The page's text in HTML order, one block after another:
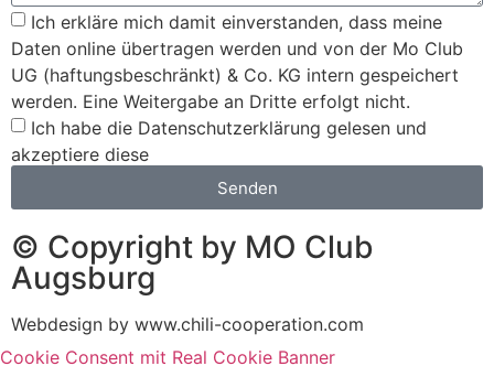
Ich erkläre mich damit einverstanden, dass meine
Daten online übertragen werden und von der Mo Club
UG (haftungsbeschränkt) & Co. KG intern gespeichert
werden. Eine Weitergabe an Dritte erfolgt nicht.
Ich habe die Datenschutzerklärung gelesen und
akzeptiere diese
Senden
© Copyright by MO Club
Augsburg
Webdesign by www.chili-cooperation.com
Cookie Consent mit Real Cookie Banner